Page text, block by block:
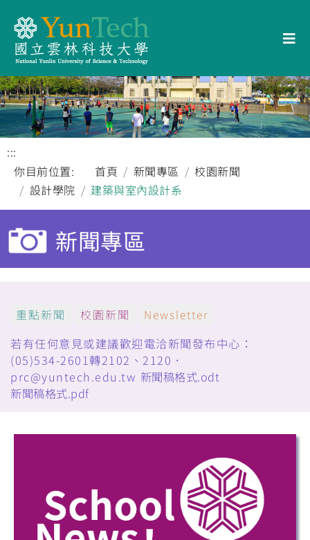
:::
你目前位置:
首頁 新聞專區
校園新聞
設計學院
建築與室內設計系
新聞專區
重點新聞 校園新聞
Newsletter
若有任何意見或建議歡迎電洽新聞發布中心：
(05)534-2601轉2102、2120．
prc@yuntech.edu.tw 新聞稿格式.odt
新聞稿格式.pdf